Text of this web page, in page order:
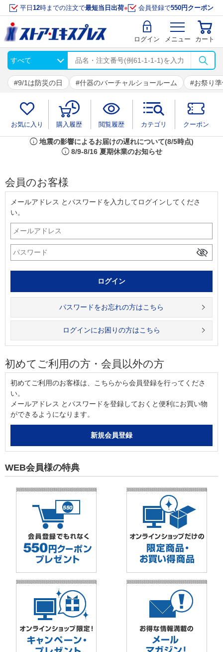
平日 12時までの注文で最短当日出荷※ 会員登録で550円クーポン
ログイン メニュー カート
9/1は防災の日 什器のバーチャルショールーム お祭り
お気に入り 購入履歴 閲覧履歴 カテゴリ クーポン
info 地震の影響によるお届けの遅れについて(8/5時点)
info 8/9-8/16 夏期休業のお知らせ
会員のお客様
メールアドレス とパスワードを入力してログインしてくださ
い。
パスワードをお忘れの方はこちら
ログインにお困りの方はこちら
初めてご利用の方・会員以外の方
初めてご利用のお客様は、こちらから会員登録を行ってくださ
い。
メールアドレス とパスワードを登録しておくと便利にお買い物
ができるようになります。
WEB会員様の特典